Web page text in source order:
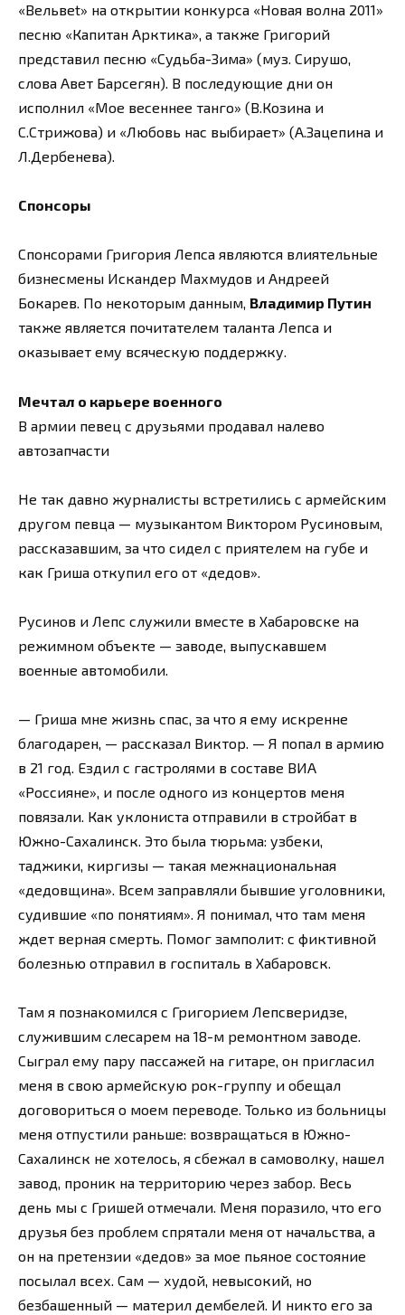
«Вельвеt» на открытии конкурса «Новая волна 2011»
песню «Капитан Арктика», а также Григорий
представил песню «Судьба-Зима» (муз. Сирушо,
слова Авет Барсегян). В последующие дни он
исполнил «Мое весеннее танго» (В.Козина и
С.Стрижова) и «Любовь нас выбирает» (А.Зацепина и
Л.Дербенева).
Спонсоры
Спонсорами Григория Лепса являются влиятельные
бизнесмены Искандер Махмудов и Андреей
Бокарев. По некоторым данным, Владимир Путин
также является почитателем таланта Лепса и
оказывает ему всяческую поддержку.
Мечтал о карьере военного
В армии певец с друзьями продавал налево
автозапчасти
Не так давно журналисты встретились с армейским
другом певца — музыкантом Виктором Русиновым,
рассказавшим, за что сидел с приятелем на губе и
как Гриша откупил его от «дедов».
Русинов и Лепс служили вместе в Хабаровске на
режимном объекте — заводе, выпускавшем
военные автомобили.
— Гриша мне жизнь спас, за что я ему искренне
благодарен, — рассказал Виктор. — Я попал в армию
в 21 год. Ездил с гастролями в составе ВИА
«Россияне», и после одного из концертов меня
повязали. Как уклониста отправили в стройбат в
Южно-Сахалинск. Это была тюрьма: узбеки,
таджики, киргизы — такая межнациональная
«дедовщина». Всем заправляли бывшие уголовники,
судившие «по понятиям». Я понимал, что там меня
ждет верная смерть. Помог замполит: с фиктивной
болезнью отправил в госпиталь в Хабаровск.
Там я познакомился с Григорием Лепсверидзе,
служившим слесарем на 18-м ремонтном заводе.
Сыграл ему пару пассажей на гитаре, он пригласил
меня в свою армейскую рок-группу и обещал
договориться о моем переводе. Только из больницы
меня отпустили раньше: возвращаться в Южно-
Сахалинск не хотелось, я сбежал в самоволку, нашел
завод, проник на территорию через забор. Весь
день мы с Гришей отмечали. Меня поразило, что его
друзья без проблем спрятали меня от начальства, а
он на претензии «дедов» за мое пьяное состояние
посылал всех. Сам — худой, невысокий, но
безбашенный — материл дембелей. И никто его за